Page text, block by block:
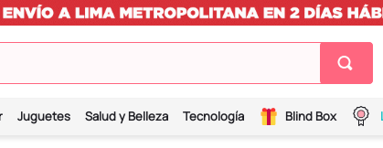
Juguetes Salud y Belleza Tecnología Blind Box